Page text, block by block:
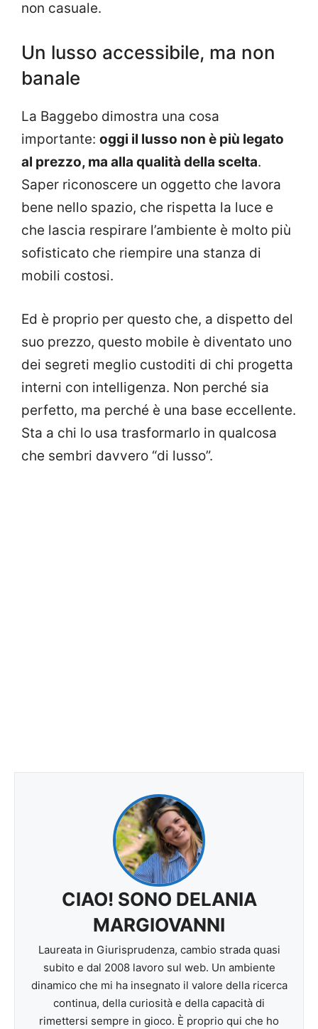
non casuale.
Un lusso accessibile, ma non
banale
La Baggebo dimostra una cosa
importante: oggi il lusso non è più legato
al prezzo, ma alla qualità della scelta.
Saper riconoscere un oggetto che lavora
bene nello spazio, che rispetta la luce e
che lascia respirare l’ambiente è molto più
sofisticato che riempire una stanza di
mobili costosi.
Ed è proprio per questo che, a dispetto del
suo prezzo, questo mobile è diventato uno
dei segreti meglio custoditi di chi progetta
interni con intelligenza. Non perché sia
perfetto, ma perché è una base eccellente.
Sta a chi lo usa trasformarlo in qualcosa
che sembri davvero “di lusso”.
CIAO! SONO DELANIA
MARGIOVANNI
Laureata in Giurisprudenza, cambio strada quasi
subito e dal 2008 lavoro sul web. Un ambiente
dinamico che mi ha insegnato il valore della ricerca
continua, della curiosità e della capacità di
rimettersi sempre in gioco. È proprio qui che ho